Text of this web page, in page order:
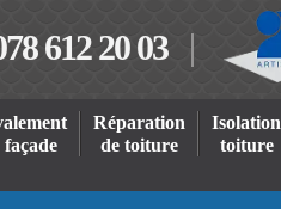
612 20 03
façade
Réparation
de toiture
Isolation
toiture